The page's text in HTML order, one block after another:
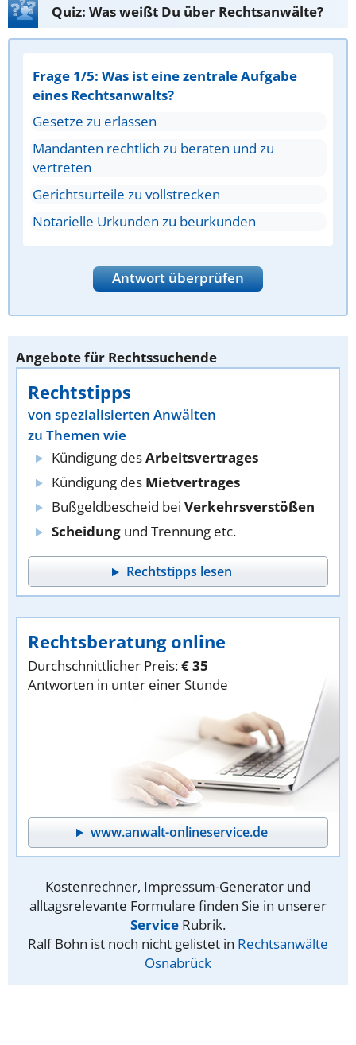
Quiz: Was weißt Du über Rechtsanwälte?
Frage 1/5: Was ist eine zentrale Aufgabe
eines Rechtsanwalts?
Gesetze zu erlassen
Mandanten rechtlich zu beraten und zu
vertreten
Gerichtsurteile zu vollstrecken
Notarielle Urkunden zu beurkunden
Antwort überprüfen
Angebote für Rechtssuchende
Rechtstipps
von spezialisierten Anwälten
zu Themen wie
Kündigung desArbeitsvertrages
Kündigung des Mietvertrages
Bußgeldbescheid bei Verkehrsverstößen
Scheidung und Trennung etc.
Rechtstipps lesen
Rechtsberatung online
Durchschnittlicher Preis:€ 35
Antworten in unter einer Stunde
www.anwalt-onlineservice.de
Kostenrechner, Impressum-Generator und
alltagsrelevante Formulare finden Sie in unserer
Service Rubrik.
Ralf Bohn ist noch nicht gelistet in Rechtsanwälte
Osnabrück